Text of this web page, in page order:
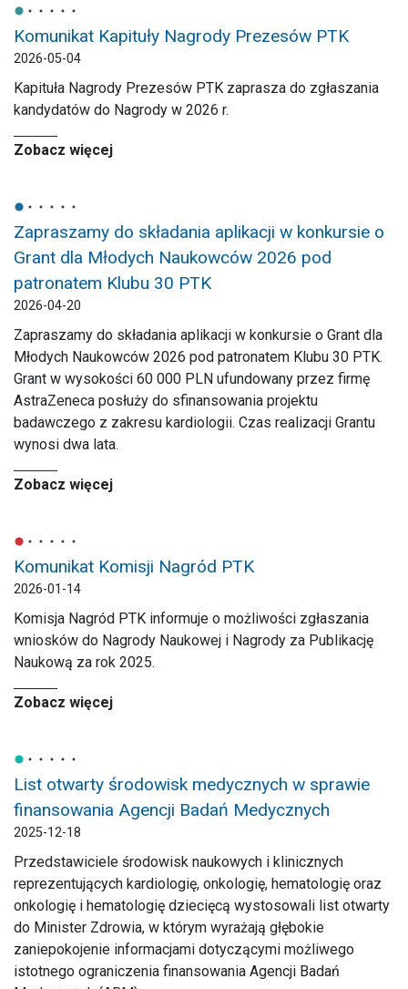
Komunikat Kapituły Nagrody Prezesów PTK
2026-05-04
Kapituła Nagrody Prezesów PTK zaprasza do zgłaszania
kandydatów do Nagrody w 2026 r.
Zobacz więcej
Zapraszamy do składania aplikacji w konkursie o
Grant dla Młodych Naukowców 2026 pod
patronatem Klubu 30 PTK
2026-04-20
Zapraszamy do składania aplikacji w konkursie o Grant dla
Młodych Naukowców 2026 pod patronatem Klubu 30 PTK.
Grant w wysokości 60 000 PLN ufundowany przez firmę
AstraZeneca posłuży do sfinansowania projektu
badawczego z zakresu kardiologii. Czas realizacji Grantu
wynosi dwa lata.
Zobacz więcej
Komunikat Komisji Nagród PTK
2026-01-14
Komisja Nagród PTK informuje o możliwości zgłaszania
wniosków do Nagrody Naukowej i Nagrody za Publikację
Naukową za rok 2025.
Zobacz więcej
List otwarty środowisk medycznych w sprawie
finansowania Agencji Badań Medycznych
2025-12-18
Przedstawiciele środowisk naukowych i klinicznych
reprezentujących kardiologię, onkologię, hematologię oraz
onkologię i hematologię dziecięcą wystosowali list otwarty
do Minister Zdrowia, w którym wyrażają głębokie
zaniepokojenie informacjami dotyczącymi możliwego
istotnego ograniczenia finansowania Agencji Badań